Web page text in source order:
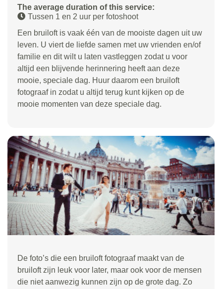
The average duration of this service:
Tussen 1 en 2 uur per fotoshoot
Een bruiloft is vaak één van de mooiste dagen uit uw
leven. U viert de liefde samen met uw vrienden en/of
familie en dit wilt u laten vastleggen zodat u voor
altijd een blijvende herinnering heeft aan deze
mooie, speciale dag. Huur daarom een bruiloft
fotograaf in zodat u altijd terug kunt kijken op de
mooie momenten van deze speciale dag.
De foto’s die een bruiloft fotograaf maakt van de
bruiloft zijn leuk voor later, maar ook voor de mensen
die niet aanwezig kunnen zijn op de grote dag. Zo